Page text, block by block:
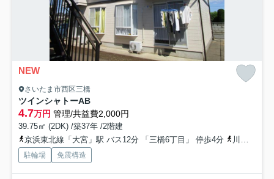
NEW
さいたま市西区三橋
ツインシャトーAB
4.7万円 管理/共益費2,000円
39.75㎡ (2DK) /築37年 /2階建
京浜東北線「大宮」駅 バス12分 「三橋6丁目」 停歩4分
川越線「西大宮」駅 徒歩19分
駐輪場 免震構造